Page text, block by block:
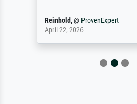
Reinhold,@ProvenExpert
April 22, 2026